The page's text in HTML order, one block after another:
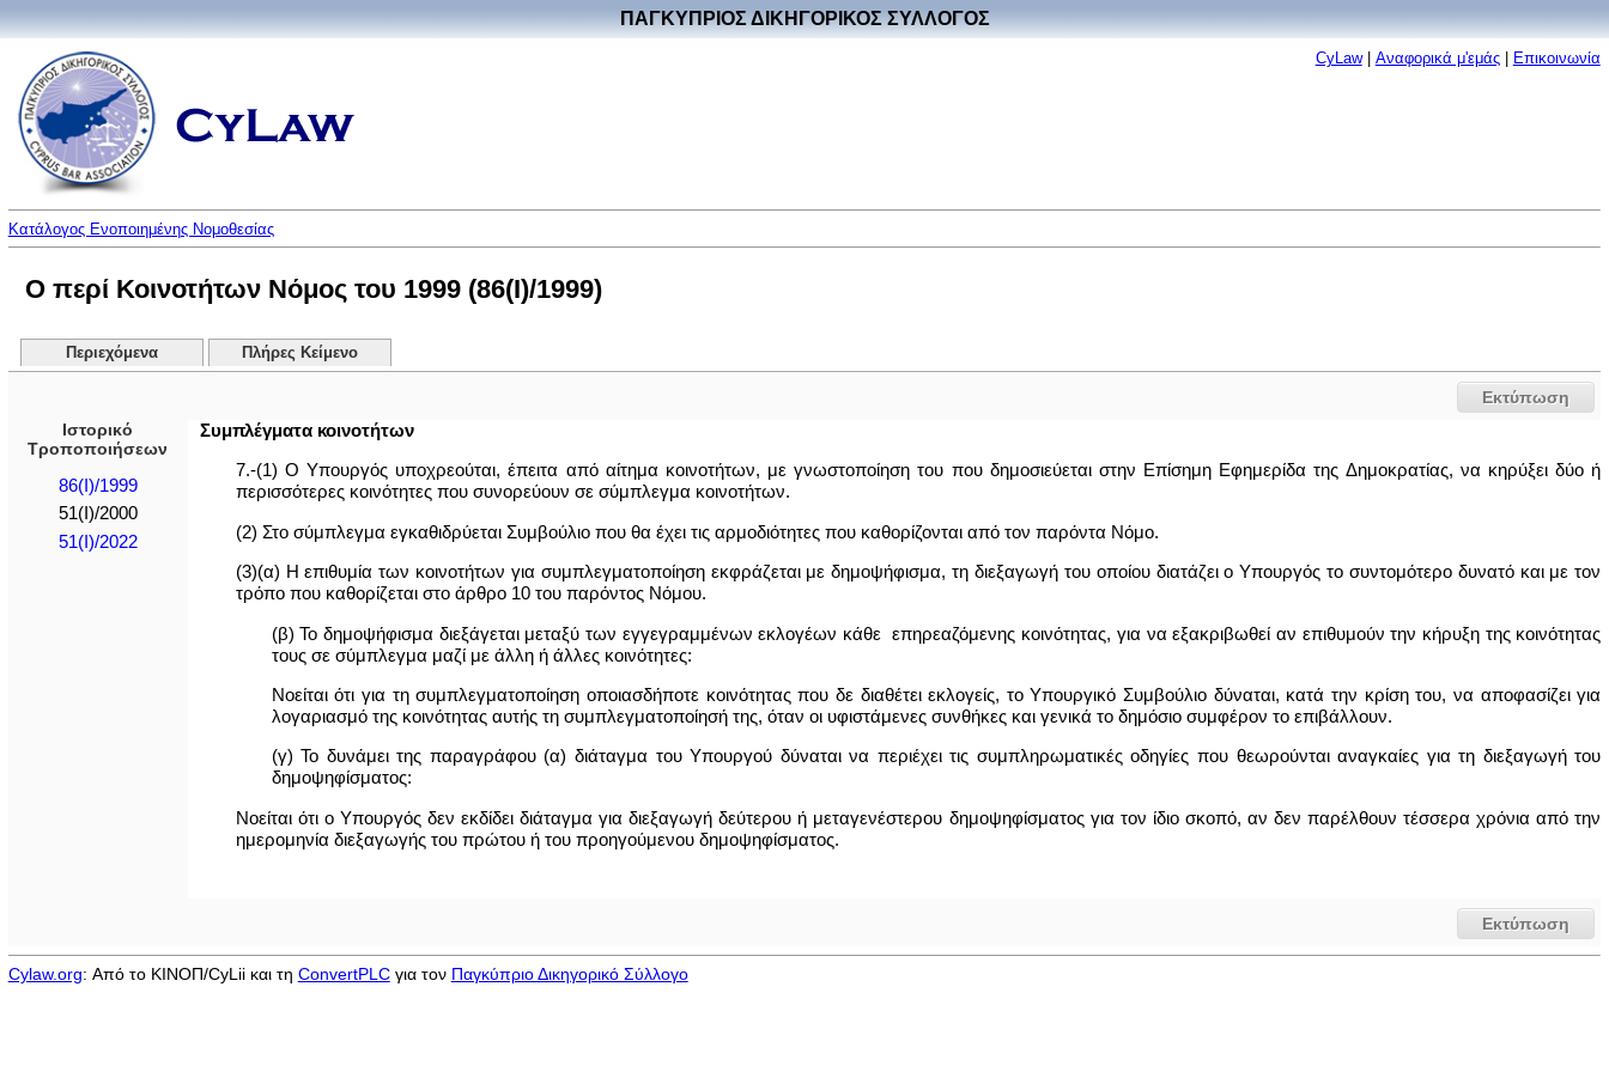
ΠΑΓΚΥΠΡΙΟΣ ΔΙΚΗΓΟΡΙΚΟΣ ΣΥΛΛΟΓΟΣ
CyLaw| Αναφορικά μ'εμάς| Επικοινωνία
Κατάλογος Ενοποιημένης Νομοθεσίας
Ο περί Κοινοτήτων Νόμος του 1999 (86(I)/1999)
Περιεχόμενα Πλήρες Κείμενο
Εκτύπωση
Ιστορικό
Τροποποιήσεων
86(I)/1999
51(I)/2000
51(I)/2022
Συμπλέγματα κοινοτήτων
7.-(1) Ο Υπουργός υποχρεούται, έπειτα από αίτημα κοινοτήτων, με γνωστοποίηση του που δημοσιεύεται στην Επίσημη Εφημερίδα της Δημοκρατίας, να κηρύξει δύο ή
περισσότερες κοινότητες που συνορεύουν σε σύμπλεγμα κοινοτήτων.
(2) Στο σύμπλεγμα εγκαθιδρύεται Συμβούλιο που θα έχει τις αρμοδιότητες που καθορίζονται από τον παρόντα Νόμο.
(3)(α) Η επιθυμία των κοινοτήτων για συμπλεγματοποίηση εκφράζεται με δημοψήφισμα, τη διεξαγωγή του οποίου διατάζει ο Υπουργός το συντομότερο δυνατό και με τον
τρόπο που καθορίζεται στο άρθρο 10 του παρόντος Νόμου.
(β) Το δημοψήφισμα διεξάγεται μεταξύ των εγγεγραμμένων εκλογέων κάθε επηρεαζόμενης κοινότητας, για να εξακριβωθεί αν επιθυμούν την κήρυξη της κοινότητας
τους σε σύμπλεγμα μαζί με άλλη ή άλλες κοινότητες:
Νοείται ότι για τη συμπλεγματοποίηση οποιασδήποτε κοινότητας που δε διαθέτει εκλογείς, το Υπουργικό Συμβούλιο δύναται, κατά την κρίση του, να αποφασίζει για
λογαριασμό της κοινότητας αυτής τη συμπλεγματοποίησή της, όταν οι υφιστάμενες συνθήκες και γενικά το δημόσιο συμφέρον το επιβάλλουν.
(γ) Το δυνάμει της παραγράφου (α) διάταγμα του Υπουργού δύναται να περιέχει τις συμπληρωματικές οδηγίες που θεωρούνται αναγκαίες για τη διεξαγωγή του
δημοψηφίσματος:
Νοείται ότι ο Υπουργός δεν εκδίδει διάταγμα για διεξαγωγή δεύτερου ή μεταγενέστερου δημοψηφίσματος για τον ίδιο σκοπό, αν δεν παρέλθουν τέσσερα χρόνια από την
ημερομηνία διεξαγωγής του πρώτου ή του προηγούμενου δημοψηφίσματος.
Εκτύπωση
Cylaw.org: Από το ΚΙΝOΠ/CyLii και τη ConvertPLCγια τον Παγκύπριο Δικηγορικό Σύλλογο